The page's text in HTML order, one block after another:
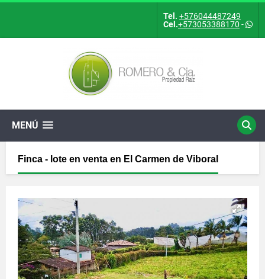
Tel. +576044487249
Cel.+573053388170 -
MENÚ
Finca - lote en venta en El Carmen de Viboral